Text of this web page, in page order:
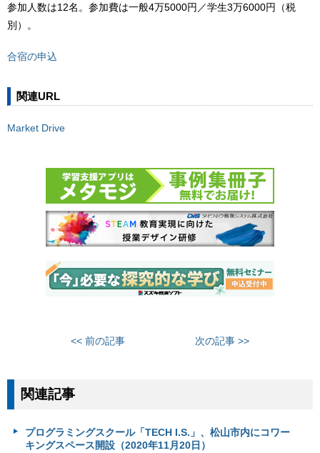
参加人数は12名。参加費は一般4万5000円／学生3万6000円（税
別）。
合宿の申込
関連URL
Market Drive
<< 前の記事 次の記事 >>
関連記事
プログラミングスクール「TECH I.S.」、松山市内にコワー
キングスペース開設（2020年11月20日）